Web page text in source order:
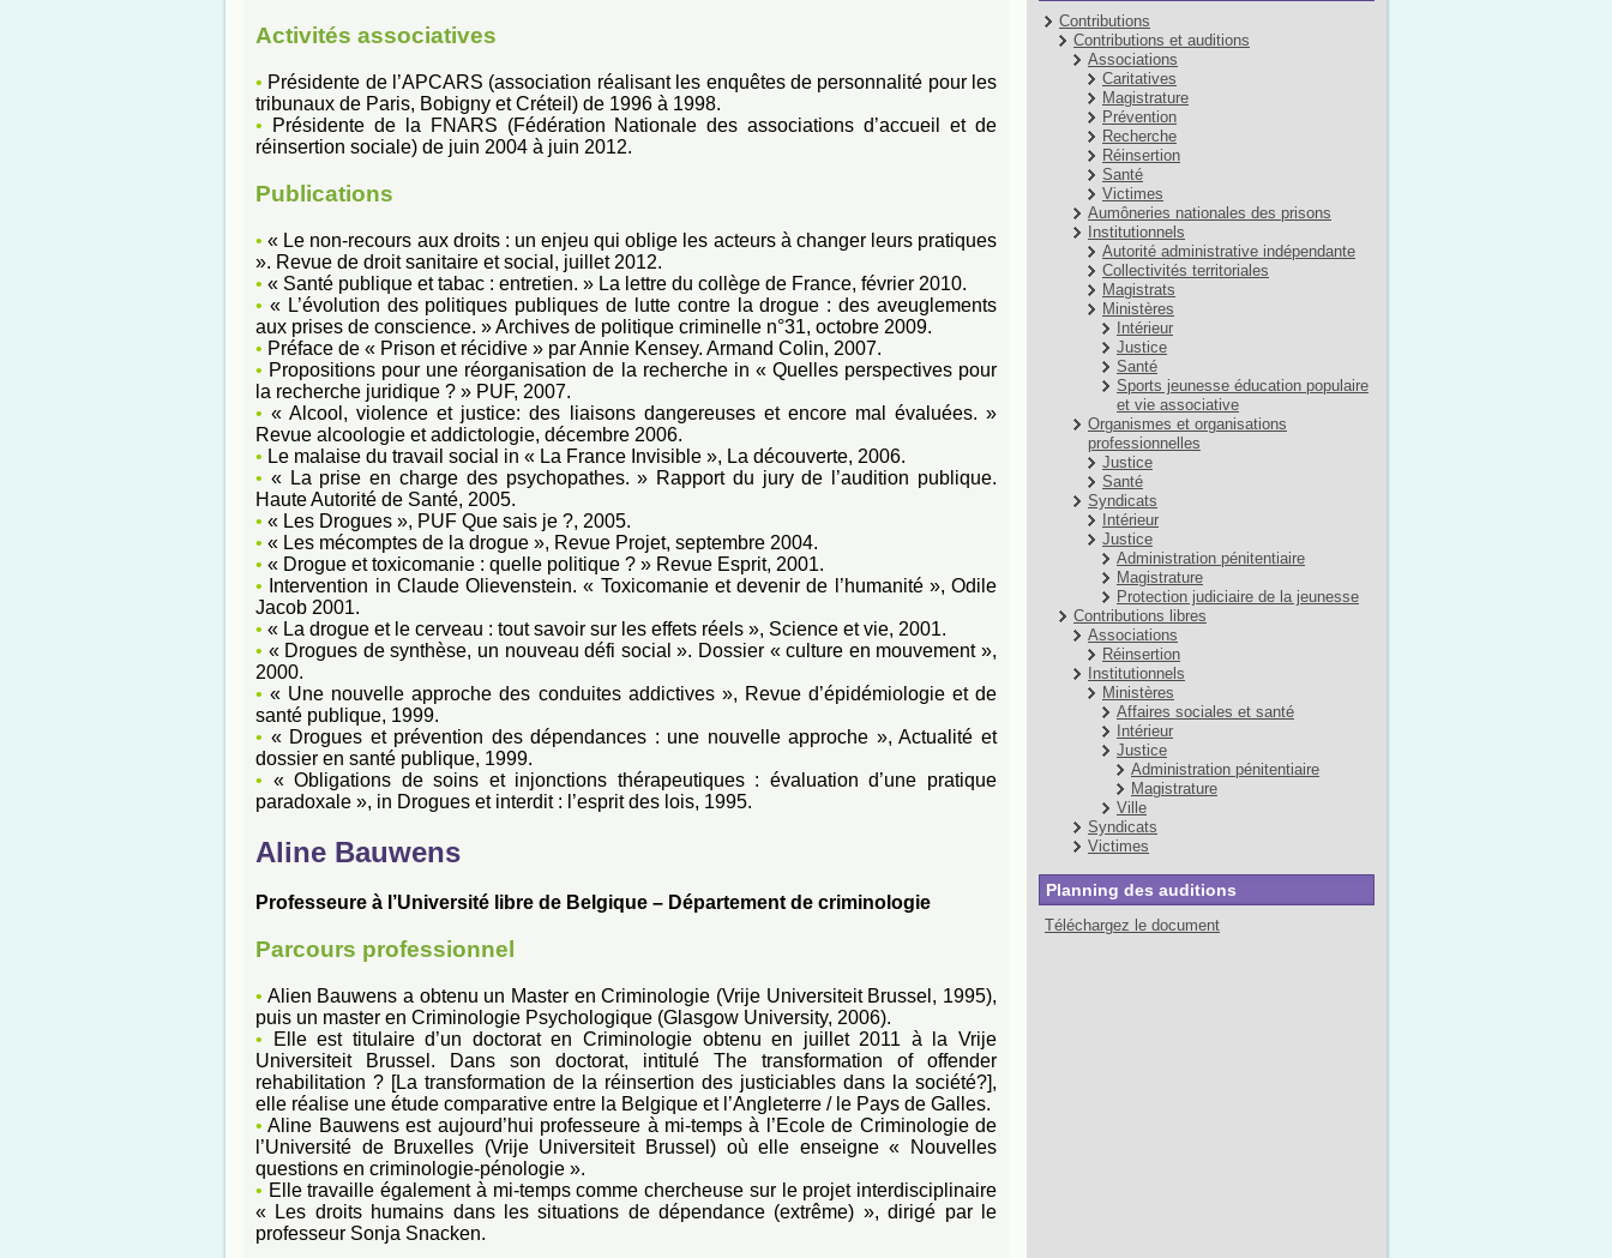
Activités associatives
• Présidente de l’APCARS (association réalisant les enquêtes de personnalité pour les
tribunaux de Paris, Bobigny et Créteil) de 1996 à 1998.
• Présidente de la FNARS (Fédération Nationale des associations d’accueil et de
réinsertion sociale) de juin 2004 à juin 2012.
Publications
• « Le non-recours aux droits : un enjeu qui oblige les acteurs à changer leurs pratiques
». Revue de droit sanitaire et social, juillet 2012.
• « Santé publique et tabac : entretien. » La lettre du collège de France, février 2010.
• « L’évolution des politiques publiques de lutte contre la drogue : des aveuglements
aux prises de conscience. » Archives de politique criminelle n°31, octobre 2009.
• Préface de « Prison et récidive » par Annie Kensey. Armand Colin, 2007.
• Propositions pour une réorganisation de la recherche in « Quelles perspectives pour
la recherche juridique ? » PUF, 2007.
• « Alcool, violence et justice: des liaisons dangereuses et encore mal évaluées. »
Revue alcoologie et addictologie, décembre 2006.
• Le malaise du travail social in « La France Invisible », La découverte, 2006.
• « La prise en charge des psychopathes. » Rapport du jury de l’audition publique.
Haute Autorité de Santé, 2005.
• « Les Drogues », PUF Que sais je ?, 2005.
• « Les mécomptes de la drogue », Revue Projet, septembre 2004.
• « Drogue et toxicomanie : quelle politique ? » Revue Esprit, 2001.
• Intervention in Claude Olievenstein. « Toxicomanie et devenir de l’humanité », Odile
Jacob 2001.
• « La drogue et le cerveau : tout savoir sur les effets réels », Science et vie, 2001.
• « Drogues de synthèse, un nouveau défi social ». Dossier « culture en mouvement »,
2000.
• « Une nouvelle approche des conduites addictives », Revue d’épidémiologie et de
santé publique, 1999.
• « Drogues et prévention des dépendances : une nouvelle approche », Actualité et
dossier en santé publique, 1999.
• « Obligations de soins et injonctions thérapeutiques : évaluation d’une pratique
paradoxale », in Drogues et interdit : l’esprit des lois, 1995.
Aline Bauwens
Professeure à l’Université libre de Belgique – Département de criminologie
Parcours professionnel
• Alien Bauwens a obtenu un Master en Criminologie (Vrije Universiteit Brussel, 1995),
puis un master en Criminologie Psychologique (Glasgow University, 2006).
• Elle est titulaire d’un doctorat en Criminologie obtenu en juillet 2011 à la Vrije
Universiteit Brussel. Dans son doctorat, intitulé The transformation of offender
rehabilitation ? [La transformation de la réinsertion des justiciables dans la société?],
elle réalise une étude comparative entre la Belgique et l’Angleterre / le Pays de Galles.
• Aline Bauwens est aujourd’hui professeure à mi-temps à l’Ecole de Criminologie de
l’Université de Bruxelles (Vrije Universiteit Brussel) où elle enseigne « Nouvelles
questions en criminologie-pénologie ».
• Elle travaille également à mi-temps comme chercheuse sur le projet interdisciplinaire
« Les droits humains dans les situations de dépendance (extrême) », dirigé par le
professeur Sonja Snacken.
Contributions
Contributions et auditions
Associations
Caritatives
Magistrature
Prévention
Recherche
Réinsertion
Santé
Victimes
Aumôneries nationales des prisons
Institutionnels
Autorité administrative indépendante
Collectivités territoriales
Magistrats
Ministères
Intérieur
Justice
Santé
Sports jeunesse éducation populaire
et vie associative
Organismes et organisations
professionnelles
Justice
Santé
Syndicats
Intérieur
Justice
Administration pénitentiaire
Magistrature
Protection judiciaire de la jeunesse
Contributions libres
Associations
Réinsertion
Institutionnels
Ministères
Affaires sociales et santé
Intérieur
Justice
Administration pénitentiaire
Magistrature
Ville
Syndicats
Victimes
Planning des auditions
Téléchargez le document